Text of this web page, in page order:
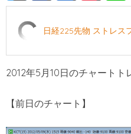
日経225先物 ストレス
2012年5月10日のチャートト
【前日のチャート】